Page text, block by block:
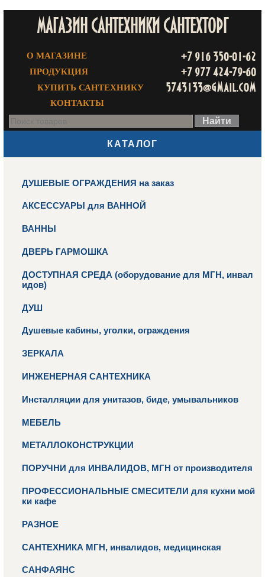
МАГАЗИН САНТЕХНИКИ САНТЕХТОРГ
О МАГАЗИНЕ
ПРОДУКЦИЯ
КУПИТЬ САНТЕХНИКУ
КОНТАКТЫ
+7 916 350-01-62
+7 977 424-79-60
5743133@gmail.com
КАТАЛОГ
ДУШЕВЫЕ ОГРАЖДЕНИЯ на заказ
АКСЕССУАРЫ для ВАННОЙ
ВАННЫ
ДВЕРЬ ГАРМОШКА
ДОСТУПНАЯ СРЕДА (оборудование для МГН, инвал
идов)
ДУШ
Душевые кабины, уголки, ограждения
ЗЕРКАЛА
ИНЖЕНЕРНАЯ САНТЕХНИКА
Инсталляции для унитазов, биде, умывальников
МЕБЕЛЬ
МЕТАЛЛОКОНСТРУКЦИИ
ПОРУЧНИ для ИНВАЛИДОВ, МГН от производителя
ПРОФЕССИОНАЛЬНЫЕ СМЕСИТЕЛИ для кухни мой
ки кафе
РАЗНОЕ
САНТЕХНИКА МГН, инвалидов, медицинская
САНФАЯНС